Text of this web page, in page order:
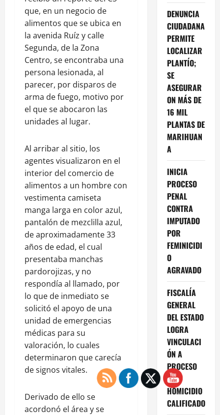
que, en un negocio de
alimentos que se ubica en
la avenida Ruíz y calle
Segunda, de la Zona
Centro, se encontraba una
persona lesionada, al
parecer, por disparos de
arma de fuego, motivo por
el que se abocaron las
unidades al lugar.
Al arribar al sitio, los
agentes visualizaron en el
interior del comercio de
alimentos a un hombre con
vestimenta camiseta
manga larga en color azul,
pantalón de mezclilla azul,
de aproximadamente 33
años de edad, el cual
presentaba manchas
pardorojizas, y no
respondía al llamado, por
lo que de inmediato se
solicitó el apoyo de una
unidad de emergencias
médicas para su
valoración, lo cuales
determinaron que carecía
de signos vitales.
Derivado de ello se
acordonó el área y se
DENUNCIA
CIUDADANA
PERMITE
LOCALIZAR
PLANTÍO;
SE
ASEGURAR
ON MÁS DE
16 MIL
PLANTAS DE
MARIHUAN
A
INICIA
PROCESO
PENAL
CONTRA
IMPUTADO
POR
FEMINICIDI
O
AGRAVADO
FISCALÍA
GENERAL
DEL ESTADO
LOGRA
VINCULACI
ÓN A
PROCESO
POR
HOMICIDIO
CALIFICADO